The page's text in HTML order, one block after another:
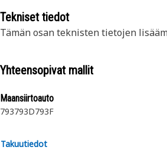
Tekniset tiedot
Tämän osan teknisten tietojen
Yhteensopivat mallit
Maansiirtoauto
793793D793F
Takuutiedot